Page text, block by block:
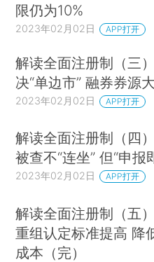
限仍为10%
2023年02月02日 APP打开
解读全面注册制（三
决“单边市” 融券券源
2023年02月02日 APP打开
解读全面注册制（四
被查不“连坐” 但“申报
2023年02月02日 APP打开
解读全面注册制（五
重组认定标准提高 降
成本（完）